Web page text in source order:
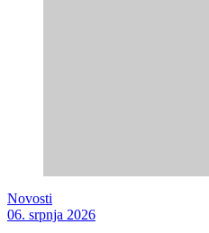
Novosti
06. srpnja 2026